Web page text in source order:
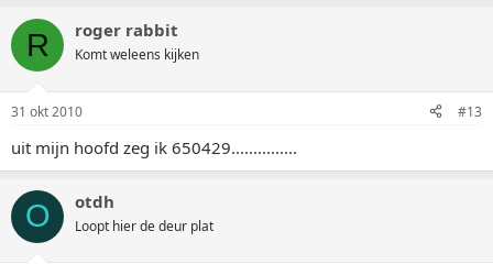
R roger rabbit
Komt weleens kijken
31 okt 2010 #13
uit mijn hoofd zeg ik 650429...............
O otdh
Loopt hier de deur plat